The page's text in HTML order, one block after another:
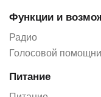
Функции и
Радио
Голосовой
Питание